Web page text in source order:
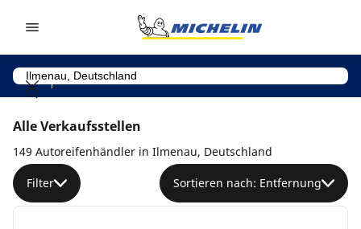
Alle Verkaufsstellen
149 Autoreifenhändler in Ilmenau, Deutschland
Filter Sortieren nach: Entfernung